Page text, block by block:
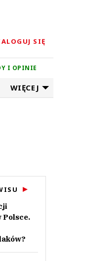
SIĘ
I OPINIE
WIĘCEJ
Polsce.